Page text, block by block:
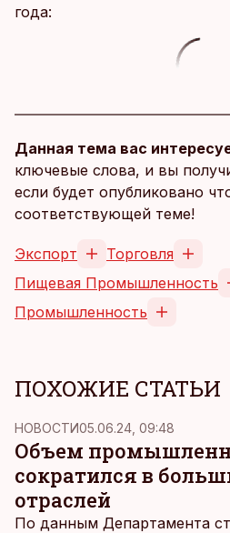
года:
Данная тема вас
ключевые слова, и вы
если будет опубликовано
соответствующей теме!
Экспорт
Торговля
Пищевая Промышленность
Промышленность
ПОХОЖИЕ СТАТЬИ
НОВОСТИ05.06.24, 09:48
Объем
сократился в
отраслей
По данным Департамента